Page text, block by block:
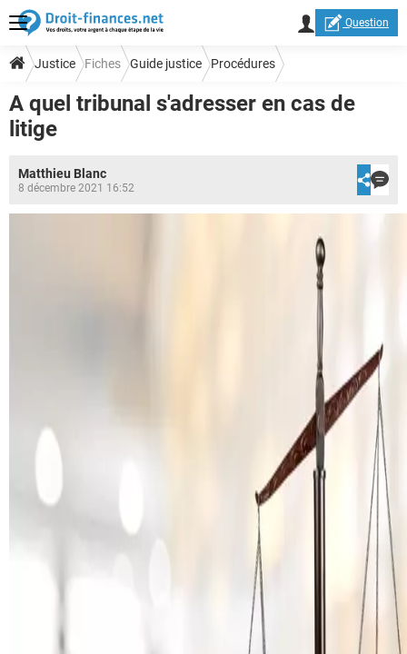
Question
Justice Fiches Guide justice Procédures
A quel tribunal s'adresser en cas de
litige
Matthieu Blanc
8 décembre 2021 16:52